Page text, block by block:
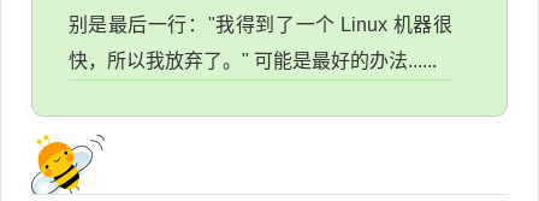
别是最后一行："我得到了一个 Linux 机器很
快，所以我放弃了。" 可能是最好的办法......